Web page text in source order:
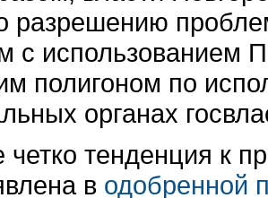
разрешению
с использованием
полигоном по
органах
четко тенденция к
в одобренной